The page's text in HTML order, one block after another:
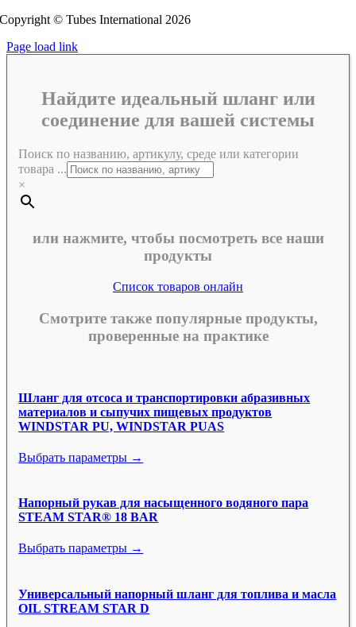
Copyright © Tubes International 2026
Page load link
Найдите идеальный шланг или
соединение для вашей системы
Поиск по названию, артикулу, среде или категории
товара ...
×
или нажмите, чтобы посмотреть все наши
продукты
Список товаров онлайн
Смотрите также популярные продукты,
проверенные на практике
Шланг для отсоса и транспортировки абразивных
материалов и сыпучих пищевых продуктов
WINDSTAR PU, WINDSTAR PUAS
Выбрать параметры →
Напорный рукав для насыщенного водяного пара
STEAM STAR® 18 BAR
Выбрать параметры →
Универсальный напорный шланг для топлива и масла
OIL STREAM STAR D